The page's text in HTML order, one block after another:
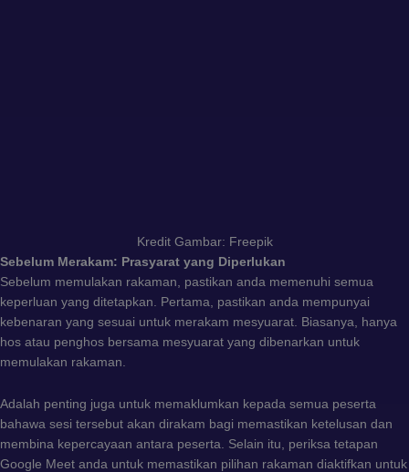
Kredit Gambar: Freepik
Sebelum Merakam: Prasyarat yang Diperlukan
Sebelum memulakan rakaman, pastikan anda memenuhi semua
keperluan yang ditetapkan. Pertama, pastikan anda mempunyai
kebenaran yang sesuai untuk merakam mesyuarat. Biasanya, hanya
hos atau penghos bersama mesyuarat yang dibenarkan untuk
memulakan rakaman.
Adalah penting juga untuk memaklumkan kepada semua peserta
bahawa sesi tersebut akan dirakam bagi memastikan ketelusan dan
membina kepercayaan antara peserta. Selain itu, periksa tetapan
Google Meet anda untuk memastikan pilihan rakaman diaktifkan untuk